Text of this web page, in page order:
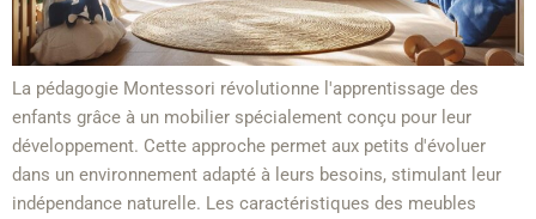
La pédagogie Montessori révolutionne l'apprentissage des
enfants grâce à un mobilier spécialement conçu pour leur
développement. Cette approche permet aux petits d'évoluer
dans un environnement adapté à leurs besoins, stimulant leur
indépendance naturelle. Les caractéristiques des meubles